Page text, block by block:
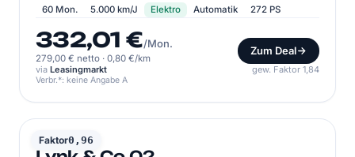
60 Mon. 5.000 km/J Elektro Automatik 272 PS
332,01 €/Mon.
279,00 € netto · 0,80 €/km
Zum Deal
via Leasingmarkt gew. Faktor 1,84
Verbr.*: keine Angabe A
Faktor0,96
LYNK & CO